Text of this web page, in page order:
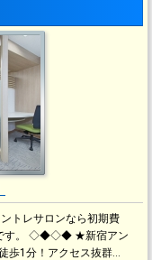
トレサロンなら初期費
です。 ◇◆◇◆ ★新宿アン
歩1分！アクセス抜群…